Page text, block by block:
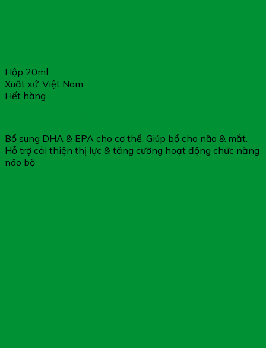
Hộp 20ml
Xuất xứ: Việt Nam
Hết hàng
Bổ sung DHA & EPA cho cơ thể. Giúp bổ cho não & mắt.
Hỗ trợ cải thiện thị lực & tăng cường hoạt động chức năng
não bộ